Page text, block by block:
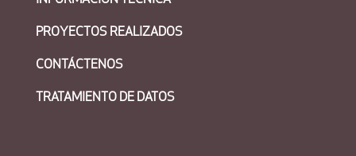
PROYECTOS REALIZADOS
CONTÁCTENOS
TRATAMIENTO DE DATOS